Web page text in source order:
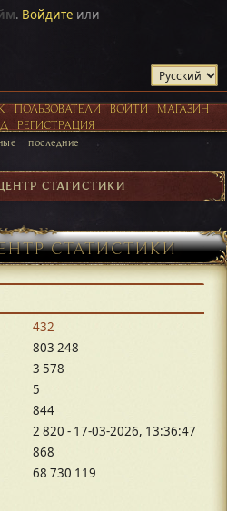
. Войдите или
ПОЛЬЗОВАТЕЛИ ВОЙТИ
МАГАЗИН
РЕГИСТРАЦИЯ
последние
СТАТИСТИКИ
СТАТИСТИКИ
432
803 248
3 578
5
844
2 820 - 17-03-2026, 13:36:47
868
68 730 119